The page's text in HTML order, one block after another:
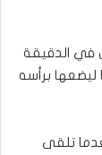
في الدقيقة
ليضعها برأسه
تلقى